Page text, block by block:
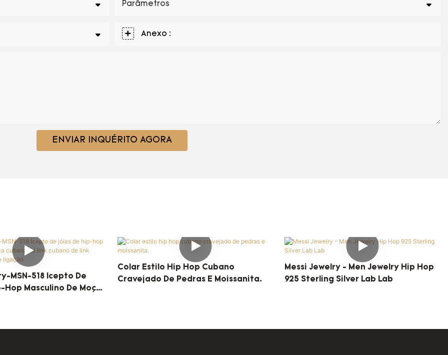
Parâmetros
Anexo :
ENVIAR INQUÉRITO AGORA
MSN-518 Icepto De
Hop Masculino De Moça
Colar Estilo Hip Hop Cubano
Cravejado De Pedras E Moissanita.
Messi Jewelry - Men Jewelry Hip Hop
925 Sterling Silver Lab Lab